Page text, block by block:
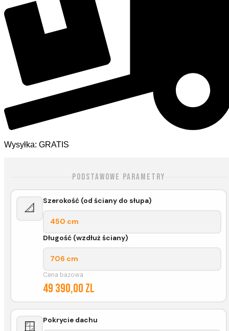
Wysyłka: GRATIS
Podstawowe parametry
📐
Szerokość (od ściany do słupa)
450 cm
Długość (wzdłuż ściany)
706 cm
Cena bazowa
49 390,00 zl
🪟 Pokrycie dachu